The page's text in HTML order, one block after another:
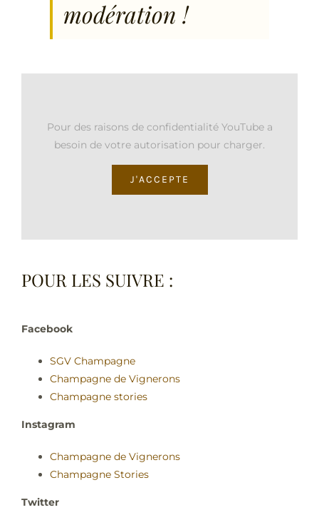
modération !
Pour des raisons de confidentialité YouTube a
besoin de votre autorisation pour charger.
J'ACCEPTE
POUR LES SUIVRE :
Facebook
SGV Champagne
Champagne de Vignerons
Champagne stories
Instagram
Champagne de Vignerons
Champagne Stories
Twitter